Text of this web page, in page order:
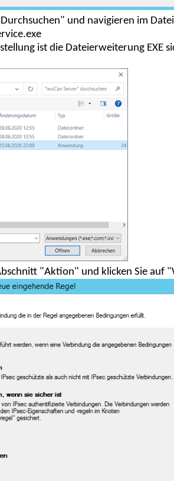
und navigieren im
ist die Dateierweiterung EXE
"Aktion" und klicken Sie auf